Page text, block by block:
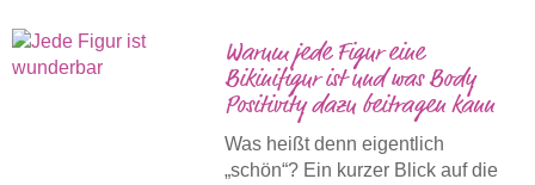
Warum jede Figur eine
Bikinifigur ist und was Body
Positivity dazu beitragen kann
Was heißt denn eigentlich
„schön“? Ein kurzer Blick auf die